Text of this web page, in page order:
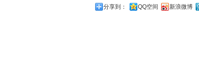
分享到： QQ空间 新浪微博